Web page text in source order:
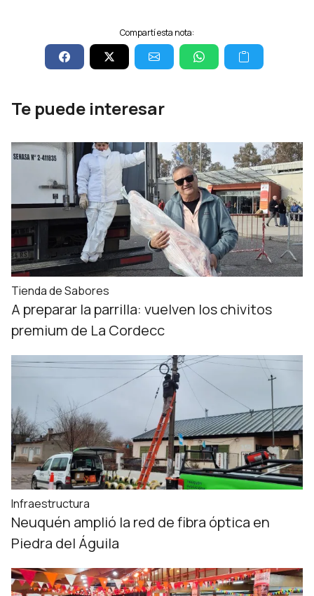
Compartí esta nota:
Te puede interesar
Tienda de Sabores
A preparar la parrilla: vuelven los chivitos
premium de La Cordecc
Infraestructura
Neuquén amplió la red de fibra óptica en
Piedra del Águila